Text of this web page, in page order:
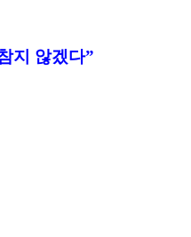
지 않겠다”